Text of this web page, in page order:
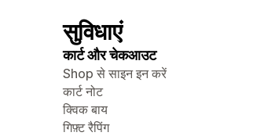
सुविधाएं
कार्ट और चेकआउट
Shop से साइन इन करें
कार्ट नोट
क्विक बाय
गिफ़्ट रैपिंग